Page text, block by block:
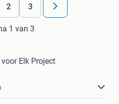
2 3
1 van 3
Elk Project